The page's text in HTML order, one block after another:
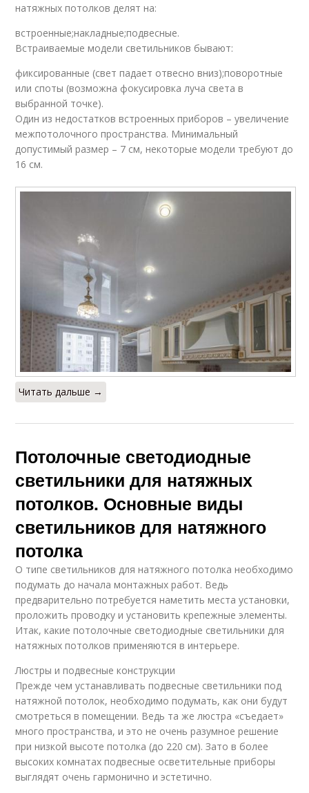
натяжных потолков делят на:
встроенные;накладные;подвесные.
Встраиваемые модели светильников бывают:
фиксированные (свет падает отвесно вниз);поворотные
или споты (возможна фокусировка луча света в
выбранной точке).
Один из недостатков встроенных приборов – увеличение
межпотолочного пространства. Минимальный
допустимый размер – 7 см, некоторые модели требуют до
16 см.
Читать дальше →
Потолочные светодиодные
светильники для натяжных
потолков. Основные виды
светильников для натяжного
потолка
О типе светильников для натяжного потолка необходимо
подумать до начала монтажных работ. Ведь
предварительно потребуется наметить места установки,
проложить проводку и установить крепежные элементы.
Итак, какие потолочные светодиодные светильники для
натяжных потолков применяются в интерьере.
Люстры и подвесные конструкции
Прежде чем устанавливать подвесные светильники под
натяжной потолок, необходимо подумать, как они будут
смотреться в помещении. Ведь та же люстра «съедает»
много пространства, и это не очень разумное решение
при низкой высоте потолка (до 220 см). Зато в более
высоких комнатах подвесные осветительные приборы
выглядят очень гармонично и эстетично.